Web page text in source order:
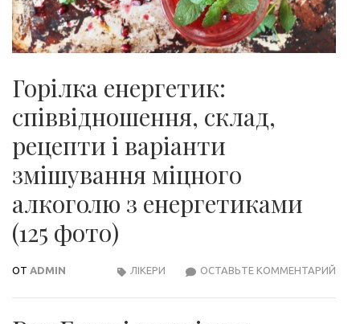
Горілка енергетик:
співвідношення, склад,
рецепти і варіанти
змішування міцного
алкоголю з енергетиками
(125 фото)
ОТ ADMIN ОСТАВЬТЕ КОММЕНТАРИЙ
ЛІКЕРИ